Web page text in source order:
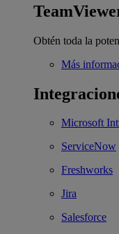
Obtén toda la
Más
Microsoft
ServiceNow
Freshworks
Jira
Salesforce